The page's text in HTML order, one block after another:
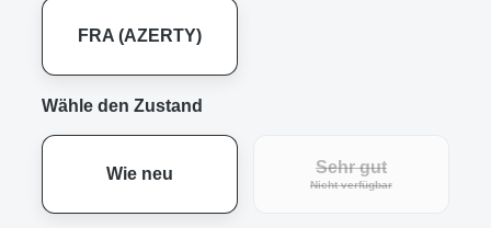
FRA (AZERTY)
Wähle den Zustand
Wie neu Sehr gut
Nicht verfügbar(Diese Option ist